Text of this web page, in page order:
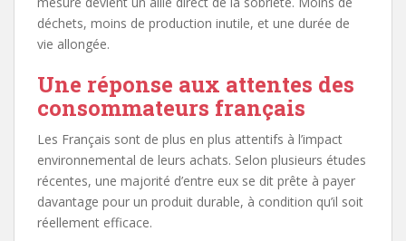
déchets, moins de production inutile, et une durée de
vie allongée.
Une réponse aux attentes des
consommateurs français
Les Français sont de plus en plus attentifs à l’impact
environnemental de leurs achats. Selon plusieurs études
récentes, une majorité d’entre eux se dit prête à payer
davantage pour un produit durable, à condition qu’il soit
réellement efficace.